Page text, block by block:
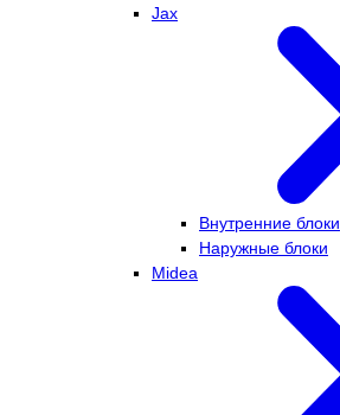
Jax
Внутренние блоки
Наружные блоки
Midea